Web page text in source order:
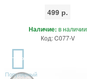
499 р.
Наличие: в наличии
Код: C077-V
TOP
Популярный